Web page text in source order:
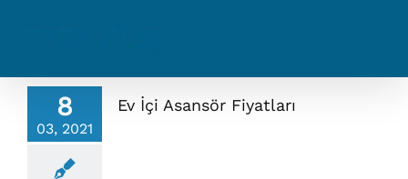
8
03, 2021
Ev İçi Asansör Fiyatları